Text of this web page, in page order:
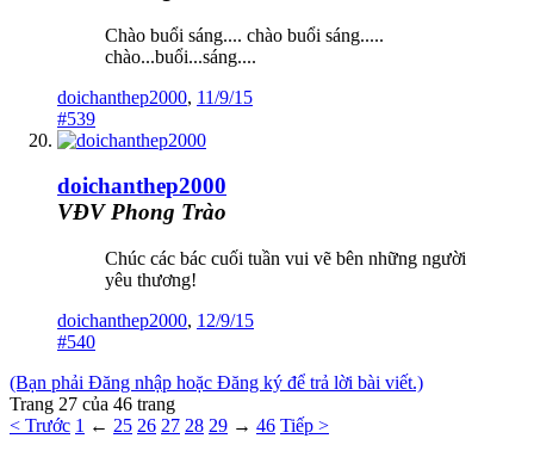
Chào buổi sáng.... chào buổi sáng.....
chào...buổi...sáng....
doichanthep2000, 11/9/15
#539
doichanthep2000
VĐV Phong Trào
Chúc các bác cuối tuần vui vẽ bên những người
yêu thương!
doichanthep2000, 12/9/15
#540
(Bạn phải Đăng nhập hoặc Đăng ký để trả lời bài viết.)
Trang 27 của 46 trang
< Trước 1 ← 25 26 27 28 29 → 46 Tiếp >